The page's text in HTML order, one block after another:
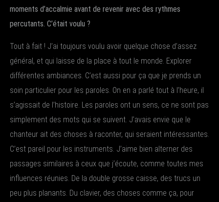
moments d’accalmie avant de revenir avec des rythmes
percutants. C’était voulu ?
Tout à fait ! J’ai toujours voulu avoir quelque chose d’assez
général, et qui laisse de la place à tout le monde. Explorer
différentes ambiances. C’est aussi pour ça que je prends un
soin particulier pour les paroles. On en a parlé tout à l’heure, il
s’agissait de l’histoire. Les paroles ont un sens, ce ne sont pas
simplement des mots qui se suivent. J’avais envie que le
chanteur ait des choses à raconter, qui seraient intéressantes.
C’est pareil pour les instruments. J’aime bien alterner des
passages similaires à ceux que j’écoute, comme toutes mes
influences réunies. De la double grosse caisse, des trucs un
peu plus planants. Du clavier, des choses comme ça, pour